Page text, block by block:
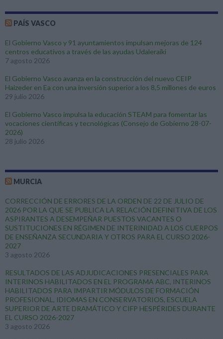
PAÍS VASCO
El Gobierno Vasco y 91 ayuntamientos impulsan mejoras de 124
centros educativos a través de las ayudas Udaleraiki
7 agosto 2026
El Gobierno Vasco avanza en la construcción del nuevo CEIP
Haizeder en Ea con una inversión superior a los 8,5 millones de euros
29 julio 2026
El Gobierno Vasco impulsa la educación STEAM para fomentar las
vocaciones científicas y tecnológicas (Consejo de Gobierno 28-07-
2026)
28 julio 2026
MURCIA
CORRECCIÓN DE ERRORES DE LA ORDEN DE 22 DE JULIO DE
2026 POR LA QUE SE PUBLICA LA RELACIÓN DEFINITIVA DE LOS
ASPIRANTES A DESEMPEÑAR PUESTOS VACANTES O
SUSTITUCIONES EN RÉGIMEN DE INTERINIDAD A LOS CUERPOS
DE ENSEÑANZA SECUNDARIA Y OTROS PARA EL CURSO 2026-
2027
3 agosto 2026
RESULTADOS DE LAS ADJUDICACIONES PRESENCIALES PARA
INTERINOS HABILITADOS EN EL PROGRAMA ABC, INTERINOS
HABILITADOS PARA IMPARTIR MÓDULOS DE FORMACIÓN
PROFESIONAL, IDIOMAS EN CONSERVATORIOS, ESCUELA
SUPERIOR DE ARTE DRAMÁTICO Y CIFP HESPÉRIDES DURANTE
EL CURSO 2026-2027
3 agosto 2026